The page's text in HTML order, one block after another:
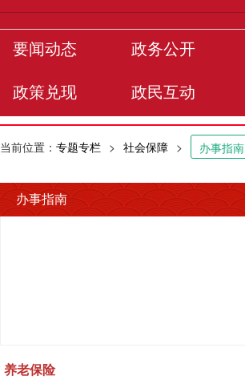
要闻动态 政务公开
政策兑现 政民互动
当前位置： 专题专栏 > 社会保障 > 办事指南
办事指南
养老保险